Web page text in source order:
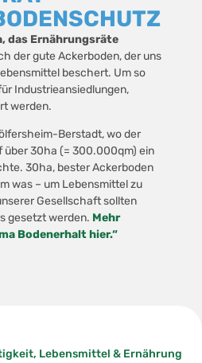
das Ernährungsräte
der gute Ackerboden, der uns
beschert. Um so
Industrieansiedlungen,
werden.
Berstadt, wo der
über 30ha (= 300.000qm) ein
30ha, bester Ackerboden
was – um Lebensmittel zu
Gesellschaft sollten
gesetzt werden. Mehr
Bodenerhalt hier.“
, Lebensmittel & Ernährung